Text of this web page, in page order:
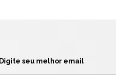
Digite seu melhor email